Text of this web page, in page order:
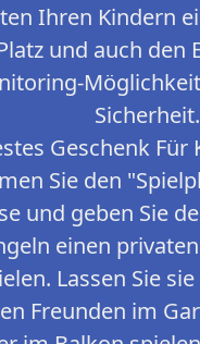
Ihren Kindern
und auch den
Sicherheit.
Geschenk Für
Sie den
und geben Sie
einen
Lassen Sie
Freunden im